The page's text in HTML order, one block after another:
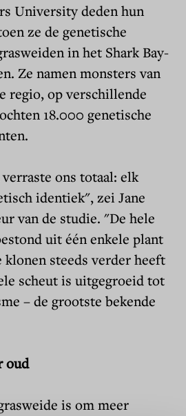
University deden hun
ze de genetische
in het Shark Bay-
Ze namen monsters van
regio, op verschillende
18.000 genetische
ons totaal: elk
identiek", zei Jane
van de studie. "De hele
uit één enkele plant
steeds verder heeft
scheut is uitgegroeid tot
– de grootste bekende
oud
is om meer